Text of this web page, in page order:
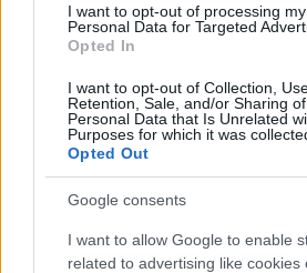
I want to opt-out of processing my
Personal Data for Targeted
Opted In
I want to opt-out of Collection,
Retention, Sale, and/or Sharing
Personal Data that Is Unrelated
Purposes for which it was
Opted Out
Google consents
I want to allow Google to enable
related to advertising like cookies